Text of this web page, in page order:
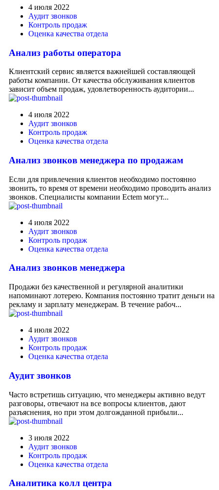
4 июля 2022
Аудит звонков
Контроль продаж
Оценка качества отдела
Анализ работы оператора
Клиентский сервис является важнейшей составляющей
работы компании. От качества обслуживания клиентов
зависит объем продаж, удовлетворенность аудитории...
4 июля 2022
Аудит звонков
Контроль продаж
Оценка качества отдела
Анализ звонков менеджера по продажам
Если для привлечения клиентов необходимо постоянно
звонить, то время от времени необходимо проводить анализ
звонков. Специалисты компании Ectem могут...
4 июля 2022
Аудит звонков
Контроль продаж
Оценка качества отдела
Анализ звонков менеджера
Продажи без качественной и регулярной аналитики
напоминают лотерею. Компания постоянно тратит деньги на
рекламу и зарплату менеджерам. В течение рабоч...
4 июля 2022
Аудит звонков
Контроль продаж
Оценка качества отдела
Аудит звонков
Часто встретишь ситуацию, что менеджеры активно ведут
разговоры, отвечают на все вопросы клиентов, дают
разъяснения, но при этом долгожданной прибыли...
3 июля 2022
Аудит звонков
Контроль продаж
Оценка качества отдела
Аналитика колл центра